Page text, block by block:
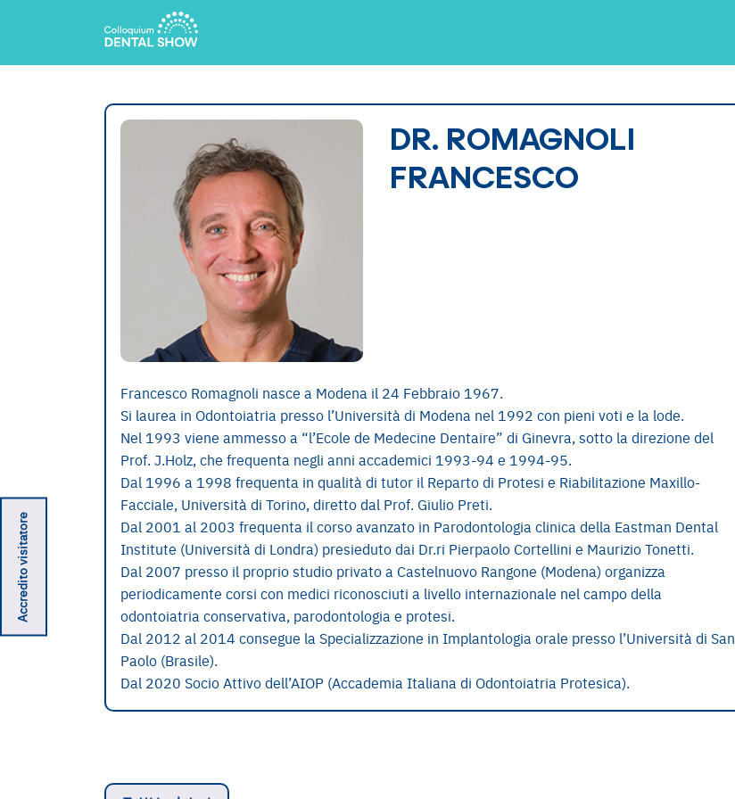
Accredito visitatore
DR. ROMAGNOLI
FRANCESCO
Francesco Romagnoli nasce a Modena il 24 Febbraio 1967.
Si laurea in Odontoiatria presso l’Università di Modena nel 1992 con pieni voti e la lode.
Nel 1993 viene ammesso a “l’Ecole de Medecine Dentaire” di Ginevra, sotto la direzione del
Prof. J.Holz, che frequenta negli anni accademici 1993-94 e 1994-95.
Dal 1996 a 1998 frequenta in qualità di tutor il Reparto di Protesi e Riabilitazione Maxillo-
Facciale, Università di Torino, diretto dal Prof. Giulio Preti.
Dal 2001 al 2003 frequenta il corso avanzato in Parodontologia clinica della Eastman Dental
Institute (Università di Londra) presieduto dai Dr.ri Pierpaolo Cortellini e Maurizio Tonetti.
Dal 2007 presso il proprio studio privato a Castelnuovo Rangone (Modena) organizza
periodicamente corsi con medici riconosciuti a livello internazionale nel campo della
odontoiatria conservativa, parodontologia e protesi.
Dal 2012 al 2014 consegue la Specializzazione in Implantologia orale presso l’Università di San
Paolo (Brasile).
Dal 2020 Socio Attivo dell’AIOP (Accademia Italiana di Odontoiatria Protesica).